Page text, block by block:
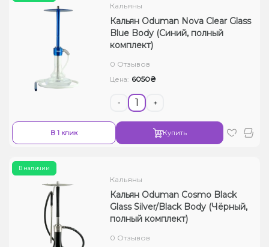
Кальяны
Кальян Oduman Nova Clear Glass
Blue Body (Синий, полный
комплект)
0 Отзывов
Цена: 6050₴
- +
В 1 клик Купить
В наличии
Кальяны
Кальян Oduman Cosmo Black
Glass Silver/Black Body (Чёрный,
полный комплект)
0 Отзывов